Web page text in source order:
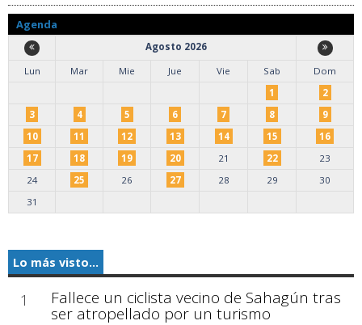
Agenda
Agosto 2026
Lun
Mar Mie Jue Vie Sab
Dom
1
2
3
4 5 6 7 8
9
10
11 12 13 14 15
16
17
18 19 20 21 22
23
24
25 26 27 28 29
30
31
Lo más visto...
1 Fallece un ciclista vecino de Sahagún tras
ser atropellado por un turismo